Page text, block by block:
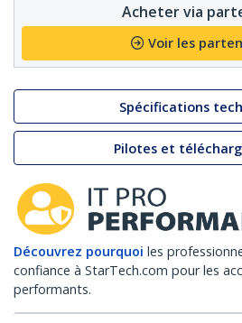
Acheter via
Voir les
Spécifications
Pilotes et
Découvrez pourquoi les
confiance à StarTech.com pour les
performants.